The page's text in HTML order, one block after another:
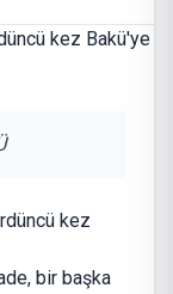
kez
bir başka